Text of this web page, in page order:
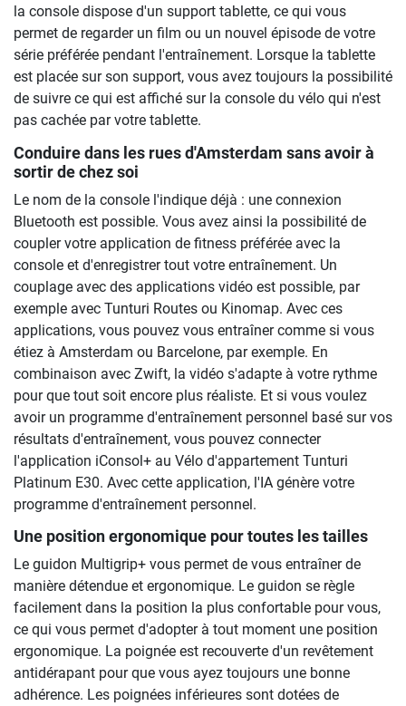
la console dispose d'un support tablette, ce qui vous
permet de regarder un film ou un nouvel épisode de votre
série préférée pendant l'entraînement. Lorsque la tablette
est placée sur son support, vous avez toujours la possibilité
de suivre ce qui est affiché sur la console du vélo qui n'est
pas cachée par votre tablette.
Conduire dans les rues d'Amsterdam sans avoir à
sortir de chez soi
Le nom de la console l'indique déjà : une connexion
Bluetooth est possible. Vous avez ainsi la possibilité de
coupler votre application de fitness préférée avec la
console et d'enregistrer tout votre entraînement. Un
couplage avec des applications vidéo est possible, par
exemple avec Tunturi Routes ou Kinomap. Avec ces
applications, vous pouvez vous entraîner comme si vous
étiez à Amsterdam ou Barcelone, par exemple. En
combinaison avec Zwift, la vidéo s'adapte à votre rythme
pour que tout soit encore plus réaliste. Et si vous voulez
avoir un programme d'entraînement personnel basé sur vos
résultats d'entraînement, vous pouvez connecter
l'application iConsol+ au Vélo d'appartement Tunturi
Platinum E30. Avec cette application, l'IA génère votre
programme d'entraînement personnel.
Une position ergonomique pour toutes les tailles
Le guidon Multigrip+ vous permet de vous entraîner de
manière détendue et ergonomique. Le guidon se règle
facilement dans la position la plus confortable pour vous,
ce qui vous permet d'adopter à tout moment une position
ergonomique. La poignée est recouverte d'un revêtement
antidérapant pour que vous ayez toujours une bonne
adhérence. Les poignées inférieures sont dotées de